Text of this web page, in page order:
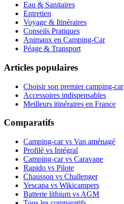
Eau & Sanitaires
Entretien
Voyage & Itinéraires
Conseils Pratiques
Animaux en Camping-Car
Péage & Transport
Articles populaires
Choisir son premier camping-car
Accessoires indispensables
Meilleurs itinéraires en France
Comparatifs
Camping-car vs Van aménagé
Profilé vs Intégral
Camping-car vs Caravane
Rapido vs Pilote
Chausson vs Challenger
Yescapa vs Wikicampers
Batterie lithium vs AGM